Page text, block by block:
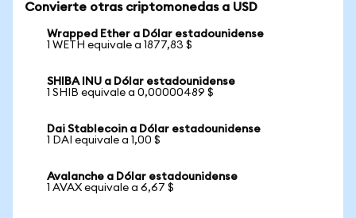
Convierte otras criptomonedas a USD
Wrapped Ether a Dólar estadounidense
1 WETH equivale a 1877,83 $
SHIBA INU a Dólar estadounidense
1 SHIB equivale a 0,00000489 $
Dai Stablecoin a Dólar estadounidense
1 DAI equivale a 1,00 $
Avalanche a Dólar estadounidense
1 AVAX equivale a 6,67 $